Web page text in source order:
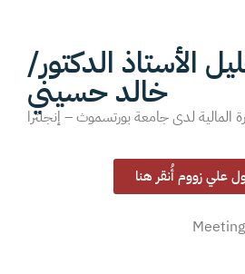
الأستاذ الدكتور/
خالد حسيني
المالية لدى جامعة بورتسموث – إنجلترا
علي زووم أُنقر هنا